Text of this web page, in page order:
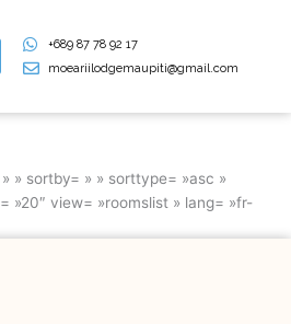
+689 87 78 92 17
moeariilodgemaupiti@gmail.com
» sortby= » » sorttype= »asc »
»20″ view= »roomslist » lang= »fr-